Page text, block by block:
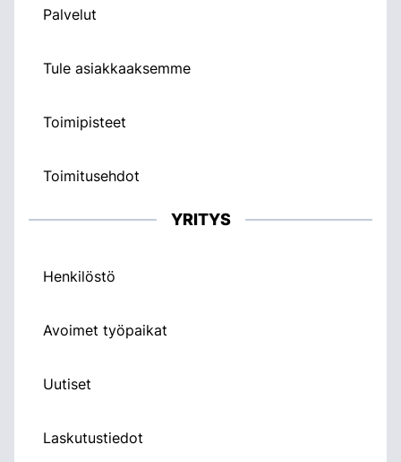
Palvelut
Tule asiakkaaksemme
Toimipisteet
Toimitusehdot
YRITYS
Henkilöstö
Avoimet työpaikat
Uutiset
Laskutustiedot